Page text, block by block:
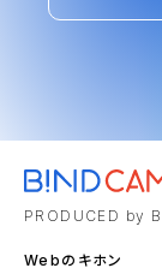
PRODUCED by
Webのキホン